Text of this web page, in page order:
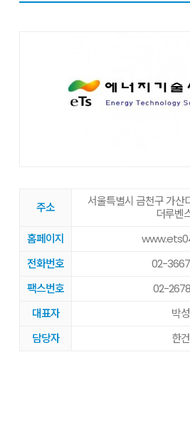
주소
서울특별시 금천구 가산
더루벤
홈페이지
전화번호
02-
팩스번호
02-
대표자
박
담당자
한